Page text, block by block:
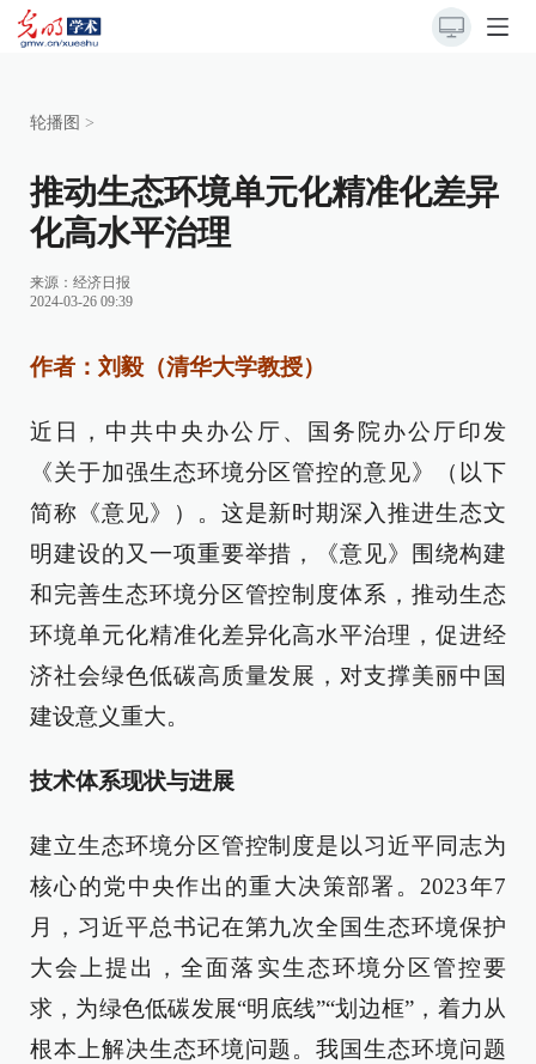
轮播图 >
推动生态环境单元化精准化差异
化高水平治理
来源： 经济日报
2024-03-26 09:39
作者：刘毅（清华大学教授）
近日，中共中央办公厅、国务院办公厅印发
《关于加强生态环境分区管控的意见》（以下
简称《意见》）。这是新时期深入推进生态文
明建设的又一项重要举措，《意见》围绕构建
和完善生态环境分区管控制度体系，推动生态
环境单元化精准化差异化高水平治理，促进经
济社会绿色低碳高质量发展，对支撑美丽中国
建设意义重大。
技术体系现状与进展
建立生态环境分区管控制度是以习近平同志为
核心的党中央作出的重大决策部署。2023年7
月，习近平总书记在第九次全国生态环境保护
大会上提出，全面落实生态环境分区管控要
求，为绿色低碳发展“明底线”“划边框”，着力从
根本上解决生态环境问题。我国生态环境问题